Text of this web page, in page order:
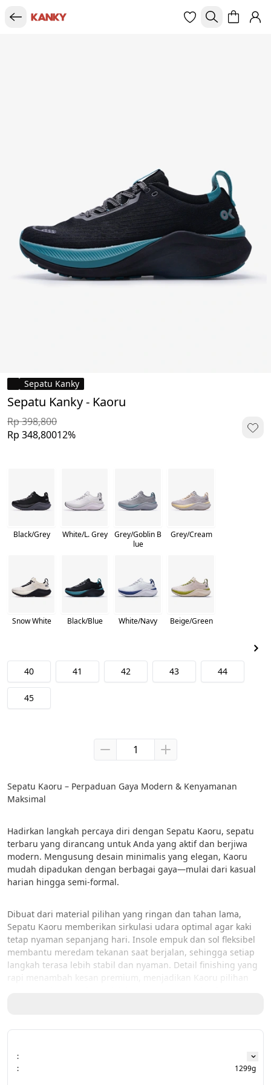
Sepatu Kanky
Sepatu Kanky - Kaoru
Rp 398,800
Rp 348,80012%
Black/Grey White/L. Grey
Grey/Goblin B
lue
Grey/Cream
Snow White Black/Blue White/Navy Beige/Green
40 41 42 43 44
45
Sepatu Kaoru – Perpaduan Gaya Modern & Kenyamanan
Maksimal
Hadirkan langkah percaya diri dengan Sepatu Kaoru, sepatu
terbaru yang dirancang untuk Anda yang aktif dan berjiwa
modern. Mengusung desain minimalis yang elegan, Kaoru
mudah dipadukan dengan berbagai gaya—mulai dari kasual
harian hingga semi-formal.
Dibuat dari material pilihan yang ringan dan tahan lama,
Sepatu Kaoru memberikan sirkulasi udara optimal agar kaki
tetap nyaman sepanjang hari. Insole empuk dan sol fleksibel
membantu meredam tekanan saat berjalan, sehingga setiap
langkah terasa lebih stabil dan nyaman. Detail finishing yang
rapi menambah kesan premium, menjadikan Kaoru pilihan
Available color :
- Black/Grey                  - White/L. Grey
:
:
1299g